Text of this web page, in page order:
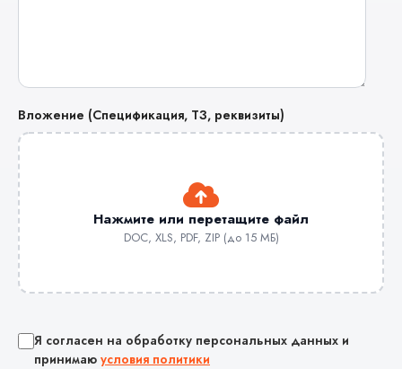
Вложение (Спецификация, ТЗ, реквизиты)
Нажмите или перетащите файл
DOC, XLS, PDF, ZIP (до 15 МБ)
Я согласен на обработку персональных данных и
принимаю условия политики